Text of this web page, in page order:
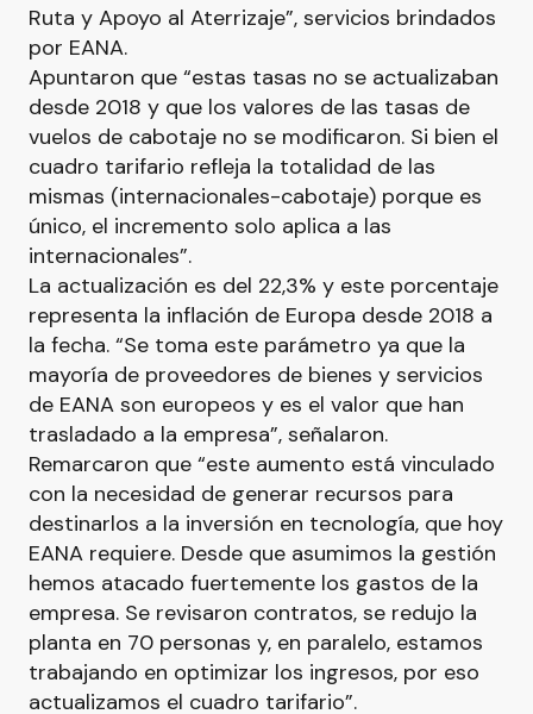
Ruta y Apoyo al Aterrizaje”, servicios brindados
por EANA.
Apuntaron que “estas tasas no se actualizaban
desde 2018 y que los valores de las tasas de
vuelos de cabotaje no se modificaron. Si bien el
cuadro tarifario refleja la totalidad de las
mismas (internacionales-cabotaje) porque es
único, el incremento solo aplica a las
internacionales”.
La actualización es del 22,3% y este porcentaje
representa la inflación de Europa desde 2018 a
la fecha. “Se toma este parámetro ya que la
mayoría de proveedores de bienes y servicios
de EANA son europeos y es el valor que han
trasladado a la empresa”, señalaron.
Remarcaron que “este aumento está vinculado
con la necesidad de generar recursos para
destinarlos a la inversión en tecnología, que hoy
EANA requiere. Desde que asumimos la gestión
hemos atacado fuertemente los gastos de la
empresa. Se revisaron contratos, se redujo la
planta en 70 personas y, en paralelo, estamos
trabajando en optimizar los ingresos, por eso
actualizamos el cuadro tarifario”.